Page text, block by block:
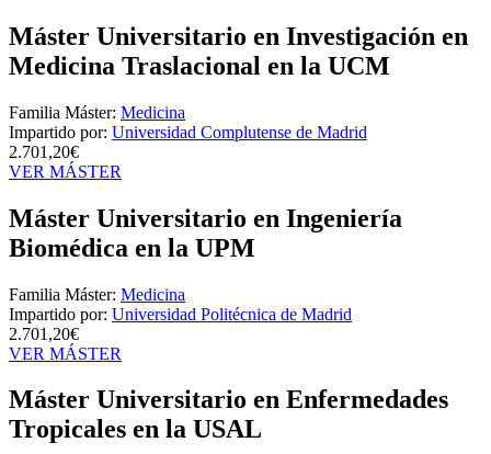
Máster Universitario en Investigación en
Medicina Traslacional en la UCM
Familia Máster: Medicina
Impartido por: Universidad Complutense de Madrid
2.701,20€
VER MÁSTER
Máster Universitario en Ingeniería
Biomédica en la UPM
Familia Máster: Medicina
Impartido por: Universidad Politécnica de Madrid
2.701,20€
VER MÁSTER
Máster Universitario en Enfermedades
Tropicales en la USAL